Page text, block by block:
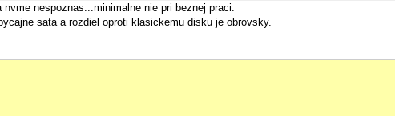
nespoznas...minimalne nie pri beznej praci.
sata a rozdiel oproti klasickemu disku je obrovsky.